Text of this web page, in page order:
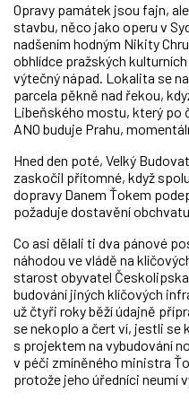
Opravy památek jsou fajn,
stavbu, něco jako operu v
nadšením hodným Nikity
obhlídce pražských
výtečný nápad. Lokalita se
parcela pěkně nad řekou,
Libeňského mostu, který po
ANO buduje Prahu,
Hned den poté, Velký
zaskočil přítomné, když
dopravy Danem Ťokem
požaduje dostavění
Co asi dělali ti dva pánové
náhodou ve vládě na
starost obyvatel
budování jiných klíčových
už čtyři roky běží údajně
se nekoplo a čert ví, jestli se
s projektem na vybudování
v péči zmíněného ministra
protože jeho úředníci neumí